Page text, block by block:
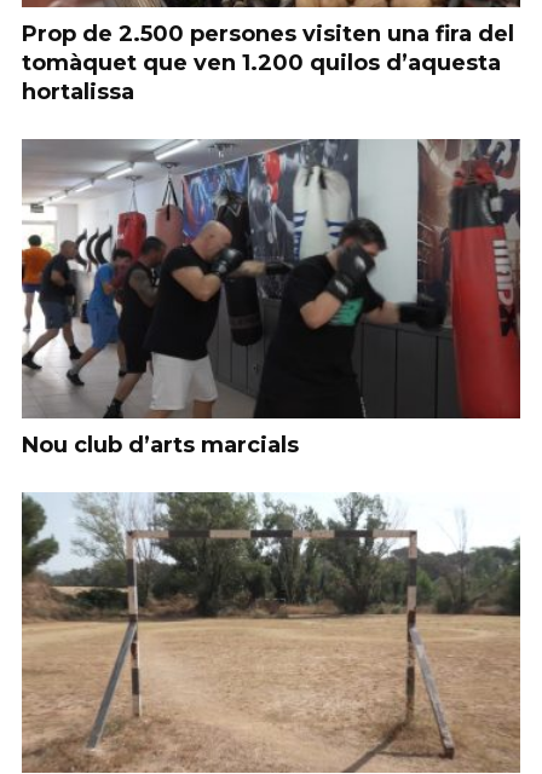
Prop de 2.500 persones visiten una fira del
tomàquet que ven 1.200 quilos d’aquesta
hortalissa
Nou club d’arts marcials